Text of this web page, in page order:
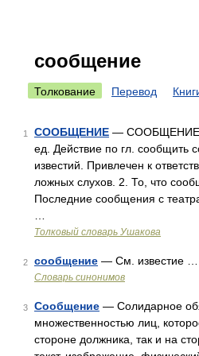
сообщение
Толкование Перевод
1 СООБЩЕНИЕ — СООБЩЕНИЕ,
ед. Действие по гл. сообщить
известий. Привлечен к
ложных слухов. 2. То, что
Последние сообщения с
Толковый словарь Ушакова
2 сообщение — См. известие …
Словарь синонимов
3 Сообщение — Солидарное
множественностью лиц,
стороне должника, так и на